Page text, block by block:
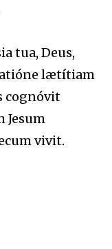
tua, Deus,
lætítiam
cognóvit
Jesum
vivit.